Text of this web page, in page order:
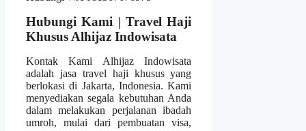
Hubungi Kami | Travel Haji
Khusus Alhijaz Indowisata
Kontak Kami Alhijaz Indowisata
adalah jasa travel haji khusus yang
berlokasi di Jakarta, Indonesia. Kami
menyediakan segala kebutuhan Anda
dalam melakukan perjalanan ibadah
umroh, mulai dari pembuatan visa,